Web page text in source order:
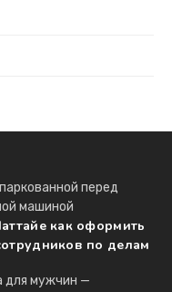
как оформить
по делам